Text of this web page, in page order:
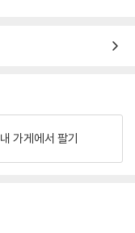
내 가게에서 팔기